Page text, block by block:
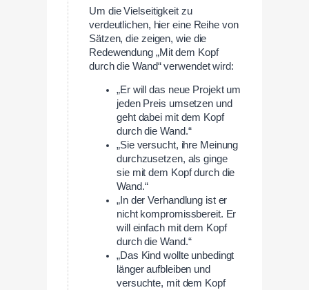
Um die Vielseitigkeit zu
verdeutlichen, hier eine Reihe von
Sätzen, die zeigen, wie die
Redewendung „Mit dem Kopf
durch die Wand“ verwendet wird:
„Er will das neue Projekt um
jeden Preis umsetzen und
geht dabei mit dem Kopf
durch die Wand.“
„Sie versucht, ihre Meinung
durchzusetzen, als ginge
sie mit dem Kopf durch die
Wand.“
„In der Verhandlung ist er
nicht kompromissbereit. Er
will einfach mit dem Kopf
durch die Wand.“
„Das Kind wollte unbedingt
länger aufbleiben und
versuchte, mit dem Kopf